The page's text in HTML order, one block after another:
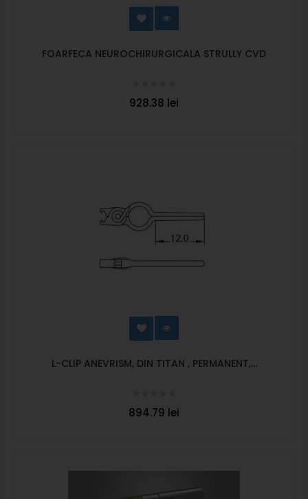
FOARFECA NEUROCHIRURGICALA STRULLY CVD
928.38 lei
L-CLIP ANEVRISM, DIN TITAN , PERMANENT,...
894.79 lei